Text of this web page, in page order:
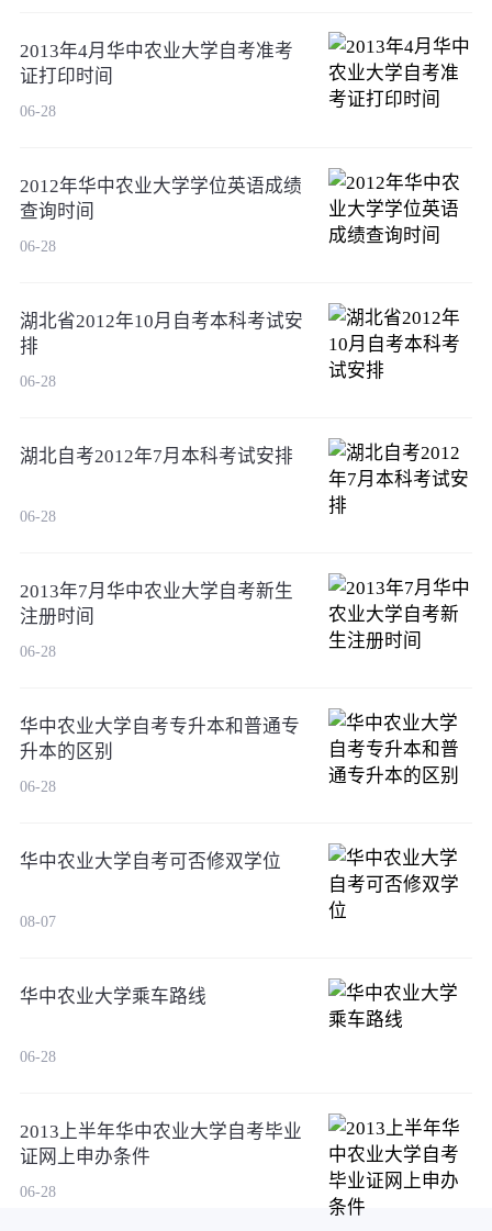
2013年4月华中农业大学自考准考
证打印时间
06-28
2012年华中农业大学学位英语成绩
查询时间
06-28
湖北省2012年10月自考本科考试安
排
06-28
湖北自考2012年7月本科考试安排
06-28
2013年7月华中农业大学自考新生
注册时间
06-28
华中农业大学自考专升本和普通专
升本的区别
06-28
华中农业大学自考可否修双学位
08-07
华中农业大学乘车路线
06-28
2013上半年华中农业大学自考毕业
证网上申办条件
06-28